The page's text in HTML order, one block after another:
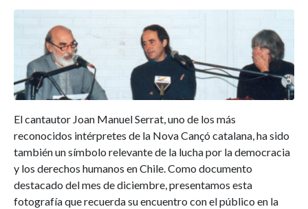
El cantautor Joan Manuel Serrat, uno de los más
reconocidos intérpretes de la Nova Cançó catalana, ha sido
también un símbolo relevante de la lucha por la democracia
y los derechos humanos en Chile. Como documento
destacado del mes de diciembre, presentamos esta
fotografía que recuerda su encuentro con el público en la